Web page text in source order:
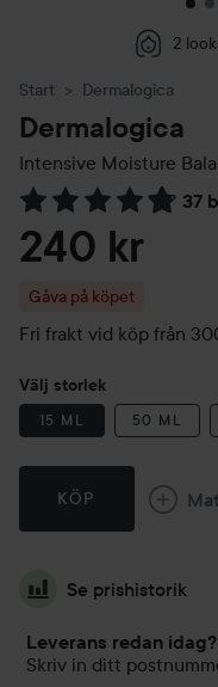
2
Start Dermalogica
Dermalogica
Intensive Moisture
37
Hoppa till Betyg &
240 kr
Gåva på köpet
Fri frakt vid köp från
Välj storlek
15 ML 50 ML
KÖP
Se prishistorik
Leverans redan idag?
Skriv in ditt